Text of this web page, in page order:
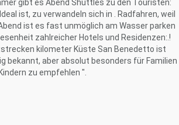
gibt es Abend Shuttles zu den Touristen:
ist, zu verwandeln sich in . Radfahren, weil
ist es fast unmöglich am Wasser parken
zahlreicher Hotels und Residenzen:.!
kilometer Küste San Benedetto ist
bekannt, aber absolut besonders für Familien
zu empfehlen ".